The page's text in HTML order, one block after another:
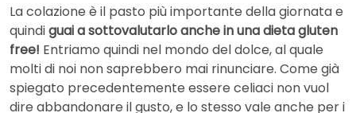
La colazione è il pasto più importante della giornata e
quindiguai a sottovalutarlo anche in una dieta gluten
free! Entriamo quindi nel mondo del dolce, al quale
molti di noi non saprebbero mai rinunciare. Come già
spiegato precedentemente essere celiaci non vuol
dire abbandonare il gusto, e lo stesso vale anche per i